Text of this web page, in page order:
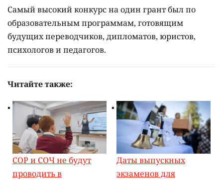
Самый высокий конкурс на один грант был по
образовательным программам, готовящим
будущих переводчиков, дипломатов, юристов,
психологов и педагогов.
Читайте также:
СОР и СОЧ не будут
проводить в
Даты выпускных
экзаменов для